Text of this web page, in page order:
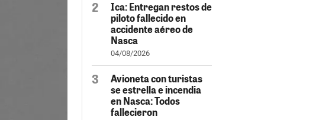
Ica: Entregan restos de
piloto fallecido en
accidente aéreo de
Nasca
04/08/2026
Avioneta con turistas
se estrella e incendia
en Nasca: Todos
fallecieron